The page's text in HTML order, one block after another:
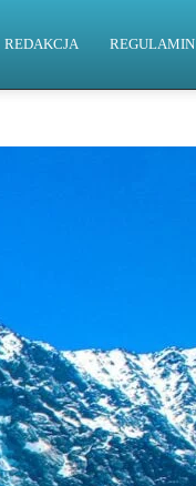
REDAKCJA REGULAMIN